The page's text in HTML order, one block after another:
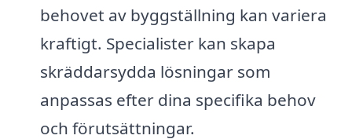
behovet av byggställning kan variera
kraftigt. Specialister kan skapa
skräddarsydda lösningar som
anpassas efter dina specifika behov
och förutsättningar.